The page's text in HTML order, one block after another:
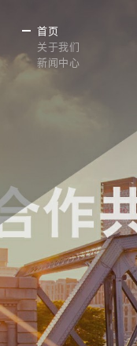
首页
关于我们
新闻中心